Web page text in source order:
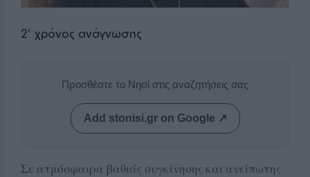
2' χρόνος ανάγνωσης
Προσθέστε το Νησί στις αναζητήσεις σας
Add stonisi.gr on Google ↗
Σε ατμόσφαιρα βαθιάς συγκίνησης και ανείπωτης